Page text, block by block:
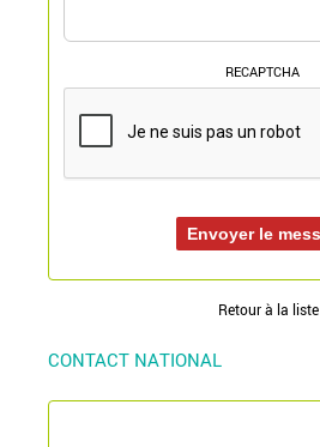
RECAPTCHA
Retour à la liste
CONTACT NATIONAL